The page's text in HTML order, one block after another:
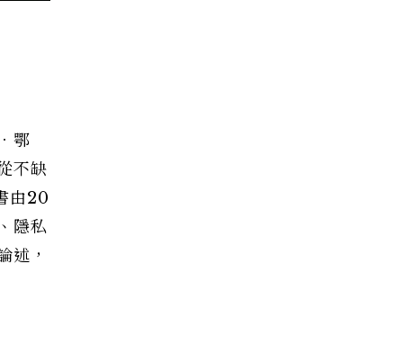
鄂
不缺
由20
隱私
述，